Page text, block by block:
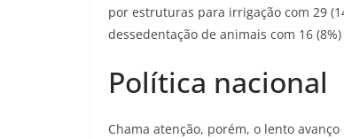
por estruturas para irrigação com 29
dessedentação de animais com 16
Política nacional
Chama atenção, porém, o lento